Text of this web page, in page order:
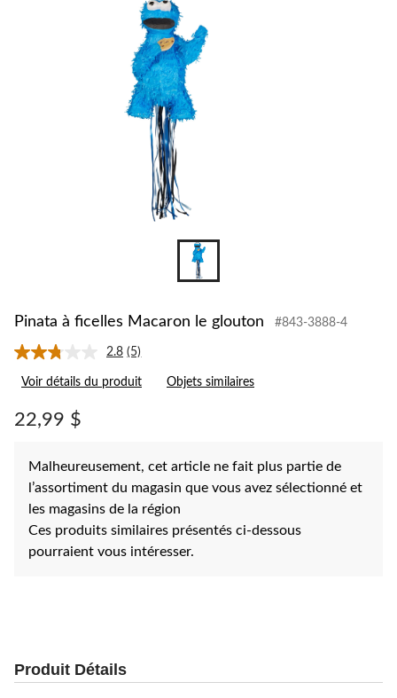
Pinata à ficelles Macaron le glouton #843-3888-4
2.8 Lire
les
5
même
page.
(5)
Voir détails du produit Objets similaires
22,99 $
Malheureusement, cet article ne fait plus partie de
l’assortiment du magasin que vous avez sélectionné et
les magasins de la région
Ces produits similaires présentés ci-dessous
pourraient vous intéresser.
Produit Détails